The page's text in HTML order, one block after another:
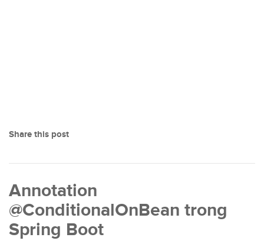
Share this post
Annotation
@ConditionalOnBean trong
Spring Boot